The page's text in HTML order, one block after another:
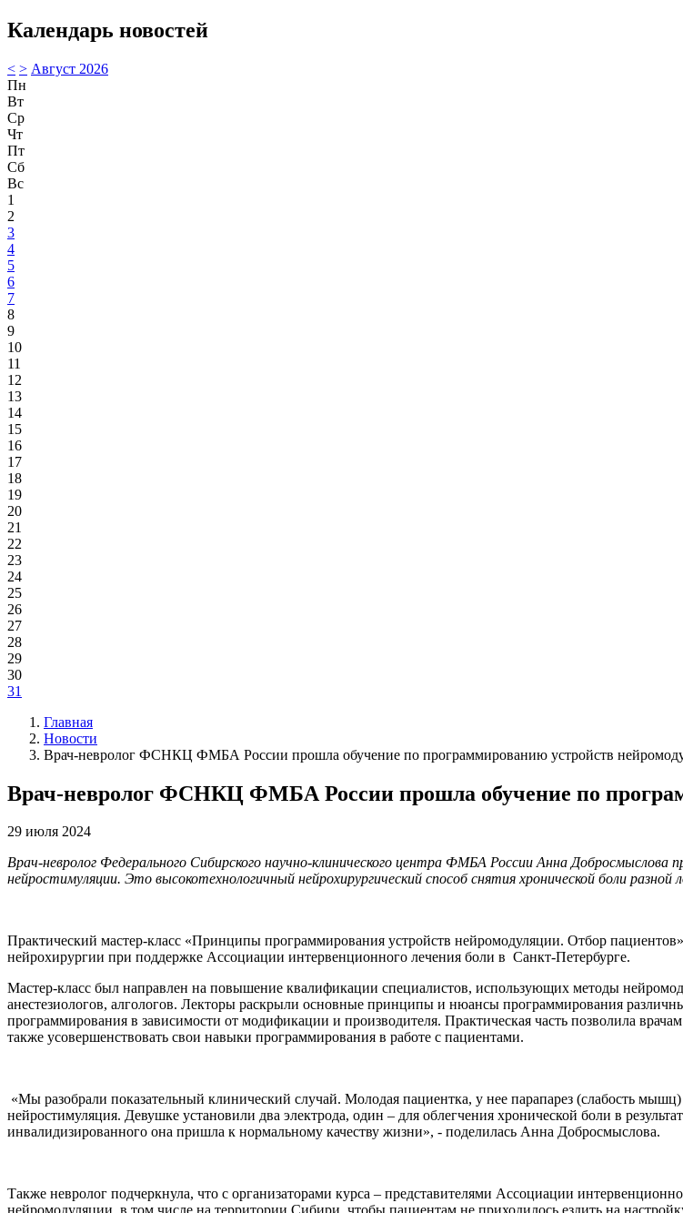
Календарь новостей
< > Август 2026
Пн
Вт
Ср
Чт
Пт
Сб
Вс
1
2
3
4
5
6
7
8
9
10
11
12
13
14
15
16
17
18
19
20
21
22
23
24
25
26
27
28
29
30
31
Главная
Новости
Врач-невролог ФСНКЦ ФМБА России прошла обучение по программированию устройств
Врач-невролог ФСНКЦ ФМБА России прошла обучение по
29 июля 2024
Врач-невролог Федерального Сибирского научно-клинического центра ФМБА России Анна Добросмыслова
нейростимуляции. Это высокотехнологичный нейрохирургический способ снятия хронической боли разной
Практический мастер-класс «Принципы программирования устройств нейромодуляции. Отбор
нейрохирургии при поддержке Ассоциации интервенционного лечения боли в Санкт-Петербурге.
Мастер-класс был направлен на повышение квалификации специалистов, использующих методы
анестезиологов, алгологов. Лекторы раскрыли основные принципы и нюансы программирования
программирования в зависимости от модификации и производителя. Практическая часть позволила
также усовершенствовать свои навыки программирования в работе с пациентами.
«Мы разобрали показательный клинический случай. Молодая пациентка, у нее парапарез (слабость
нейростимуляция. Девушке установили два электрода, один – для облегчения хронической боли в
инвалидизированного она пришла к нормальному качеству жизни», - поделилась Анна Доброcмыслова.
Также невролог подчеркнула, что с организаторами курса – представителями Ассоциации